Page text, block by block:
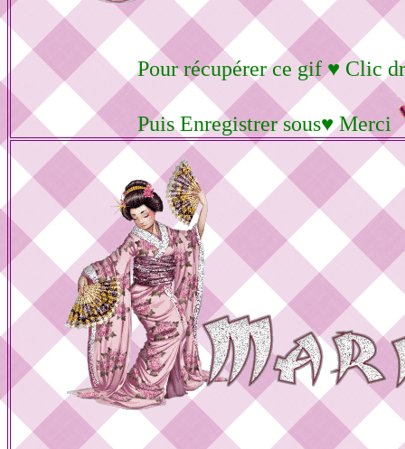
Pour récupérer ce gif ♥ Clic
Puis Enregistrer sous♥ Merci